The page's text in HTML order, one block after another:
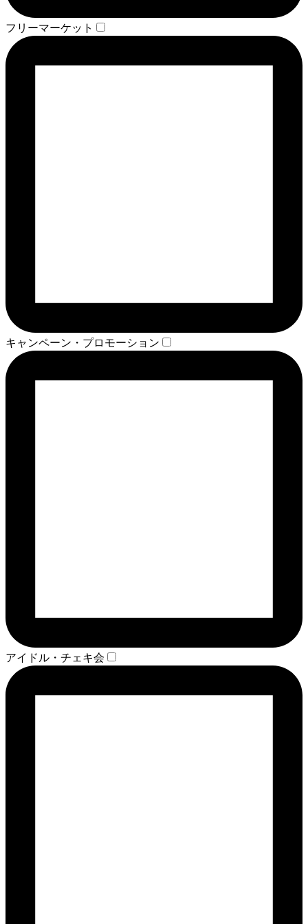
フリーマーケット
キャンペーン・プロモーション
アイドル・チェキ会